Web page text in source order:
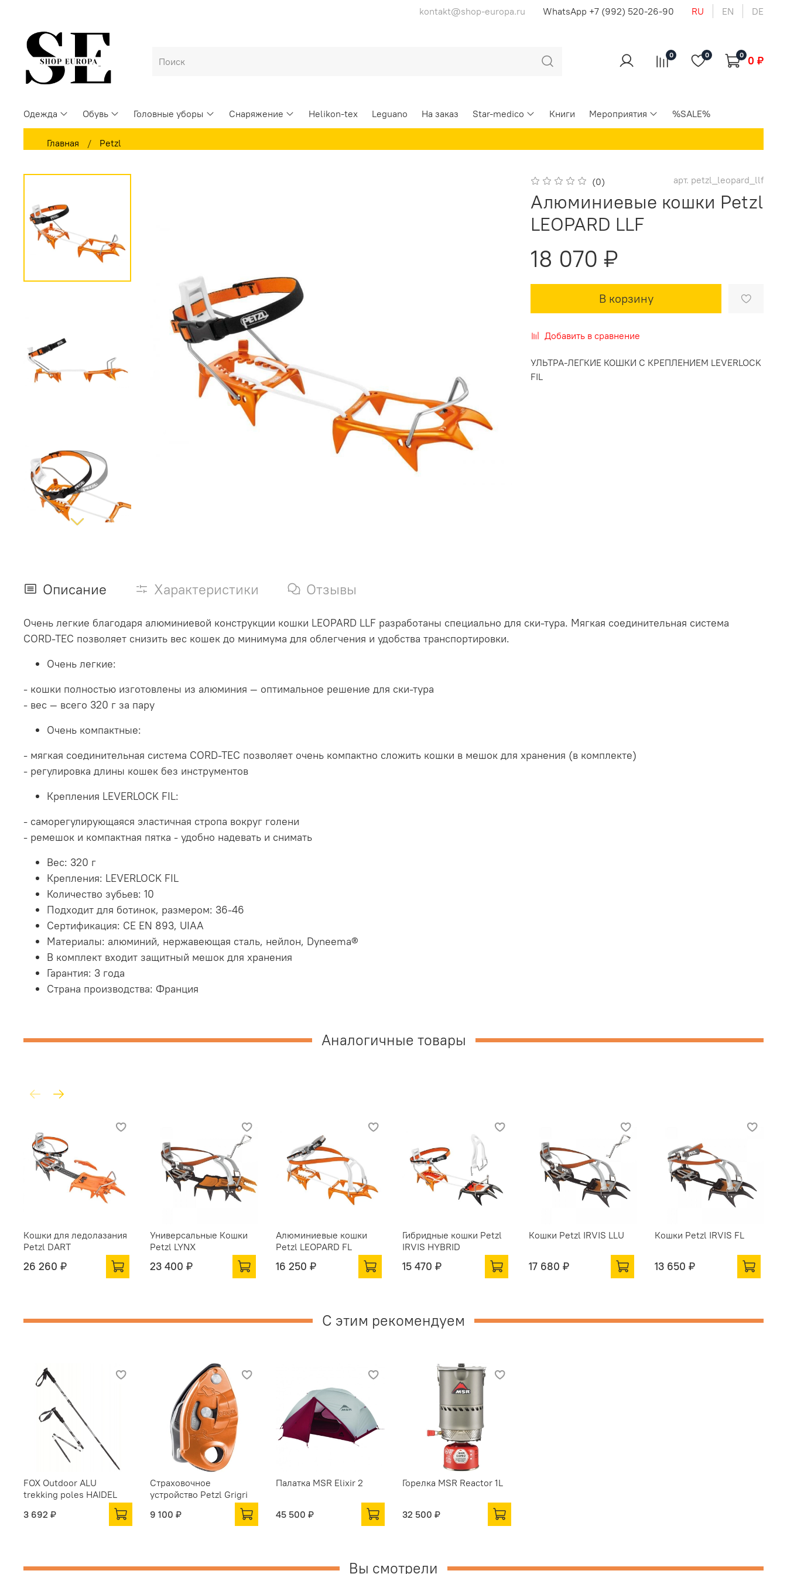
kontakt@shop-europa.ru WhatsApp +7 (992) 520-26-90 RU EN DE
0 0 0 0 ₽
Одежда Обувь Головные уборы Снаряжение Helikon-tex Leguano На заказ Star-medico Книги Мероприятия %SALE%
Главная Petzl
(0) арт. petzl_leopard_llf
Алюминиевые кошки Petzl
LEOPARD LLF
18 070 ₽
В корзину
Добавить в сравнение
УЛЬТРА-ЛЕГКИЕ КОШКИ С КРЕПЛЕНИЕМ LEVERLOCK
FIL
Описание Характеристики Отзывы
Очень легкие благодаря алюминиевой конструкции кошки LEOPARD LLF разработаны специально для ски-тура. Мягкая соединительная система
CORD-TEC позволяет снизить вес кошек до минимума для облегчения и удобства транспортировки.
Очень легкие:
- кошки полностью изготовлены из алюминия — оптимальное решение для ски-тура
- вес — всего 320 г за пару
Очень компактные:
- мягкая соединительная система CORD-TEC позволяет очень компактно сложить кошки в мешок для хранения (в комплекте)
- регулировка длины кошек без инструментов
Крепления LEVERLOCK FIL:
- саморегулирующаяся эластичная стропа вокруг голени
- ремешок и компактная пятка - удобно надевать и снимать
Вес: 320 г
Крепления: LEVERLOCK FIL
Количество зубьев: 10
Подходит для ботинок, размером: 36-46
Сертификация: CE EN 893, UIAA
Материалы: алюминий, нержавеющая сталь, нейлон, Dyneema®
В комплект входит защитный мешок для хранения
Гарантия: 3 года
Страна производства: Франция
Аналогичные товары
Кошки для ледолазания
Petzl DART
26 260 ₽
Универсальные Кошки
Petzl LYNX
23 400 ₽
Алюминиевые кошки
Petzl LEOPARD FL
16 250 ₽
Гибридные кошки Petzl
IRVIS HYBRID
15 470 ₽
Кошки Petzl IRVIS LLU
17 680 ₽
Кошки Petzl IRVIS FL
13 650 ₽
С этим рекомендуем
FOX Outdoor ALU
trekking poles HAIDEL
3 692 ₽
Страховочное
устройство Petzl Grigri
9 100 ₽
Палатка MSR Elixir 2
45 500 ₽
Горелка MSR Reactor 1L
32 500 ₽
Вы смотрели